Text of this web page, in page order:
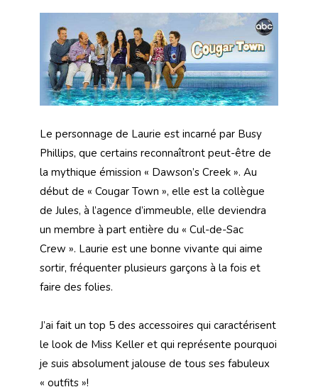
Le personnage de Laurie est incarné par Busy
Phillips, que certains reconnaîtront peut-être de
la mythique émission « Dawson’s Creek ». Au
début de « Cougar Town », elle est la collègue
de Jules, à l’agence d’immeuble, elle deviendra
un membre à part entière du « Cul-de-Sac
Crew ». Laurie est une bonne vivante qui aime
sortir, fréquenter plusieurs garçons à la fois et
faire des folies.
J’ai fait un top 5 des accessoires qui caractérisent
le look de Miss Keller et qui représente pourquoi
je suis absolument jalouse de tous ses fabuleux
« outfits »!